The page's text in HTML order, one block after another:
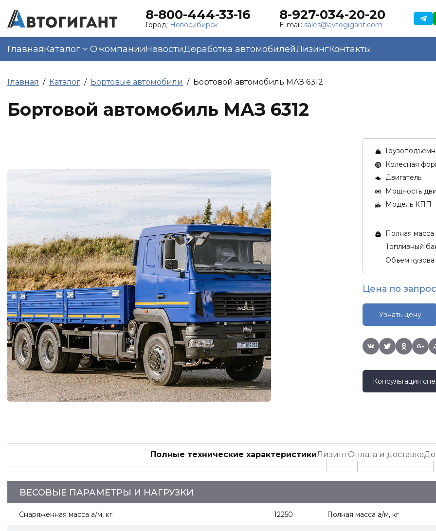
8-800-444-33-16
Город: Новосибирск
8-927-034-20-20
E-mail: sales@avtogigant.com
ГлавнаяКаталог О компанииНовостиДоработка автомобилейЛизингКонтакты
Главная Каталог Бортовые автомобили Бортовой автомобиль МАЗ 6312
Бортовой автомобиль МАЗ 6312
Колесная
Двигатель
Мощность
Модель КПП
Полная масса
Топливный
Объем кузова
Цена по
Узнать цену
Консультация
Полные технические характеристикиЛизингОплата и доставка
ВЕСОВЫЕ ПАРАМЕТРЫ И НАГРУЗКИ
Снаряженная масса а/м, кг 12250 Полная масса а/м, кг